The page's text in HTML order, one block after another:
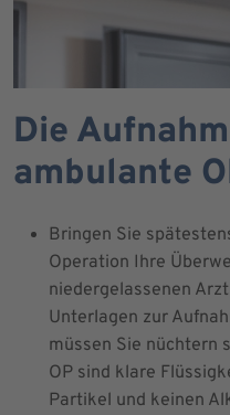
Die
ambulante
Bringen Sie
Operation Ihre
niedergelassenen
Unterlagen zur
müssen Sie nüchtern
OP sind klare
Partikel und keinen